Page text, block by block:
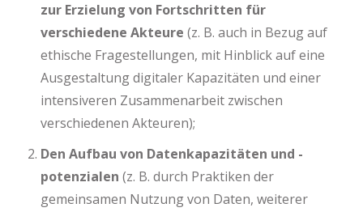
zur Erzielung von Fortschritten für
verschiedene Akteure (z. B. auch in Bezug auf
ethische Fragestellungen, mit Hinblick auf eine
Ausgestaltung digitaler Kapazitäten und einer
intensiveren Zusammenarbeit zwischen
verschiedenen Akteuren);
Den Aufbau von Datenkapazitäten und -
potenzialen (z. B. durch Praktiken der
gemeinsamen Nutzung von Daten, weiterer